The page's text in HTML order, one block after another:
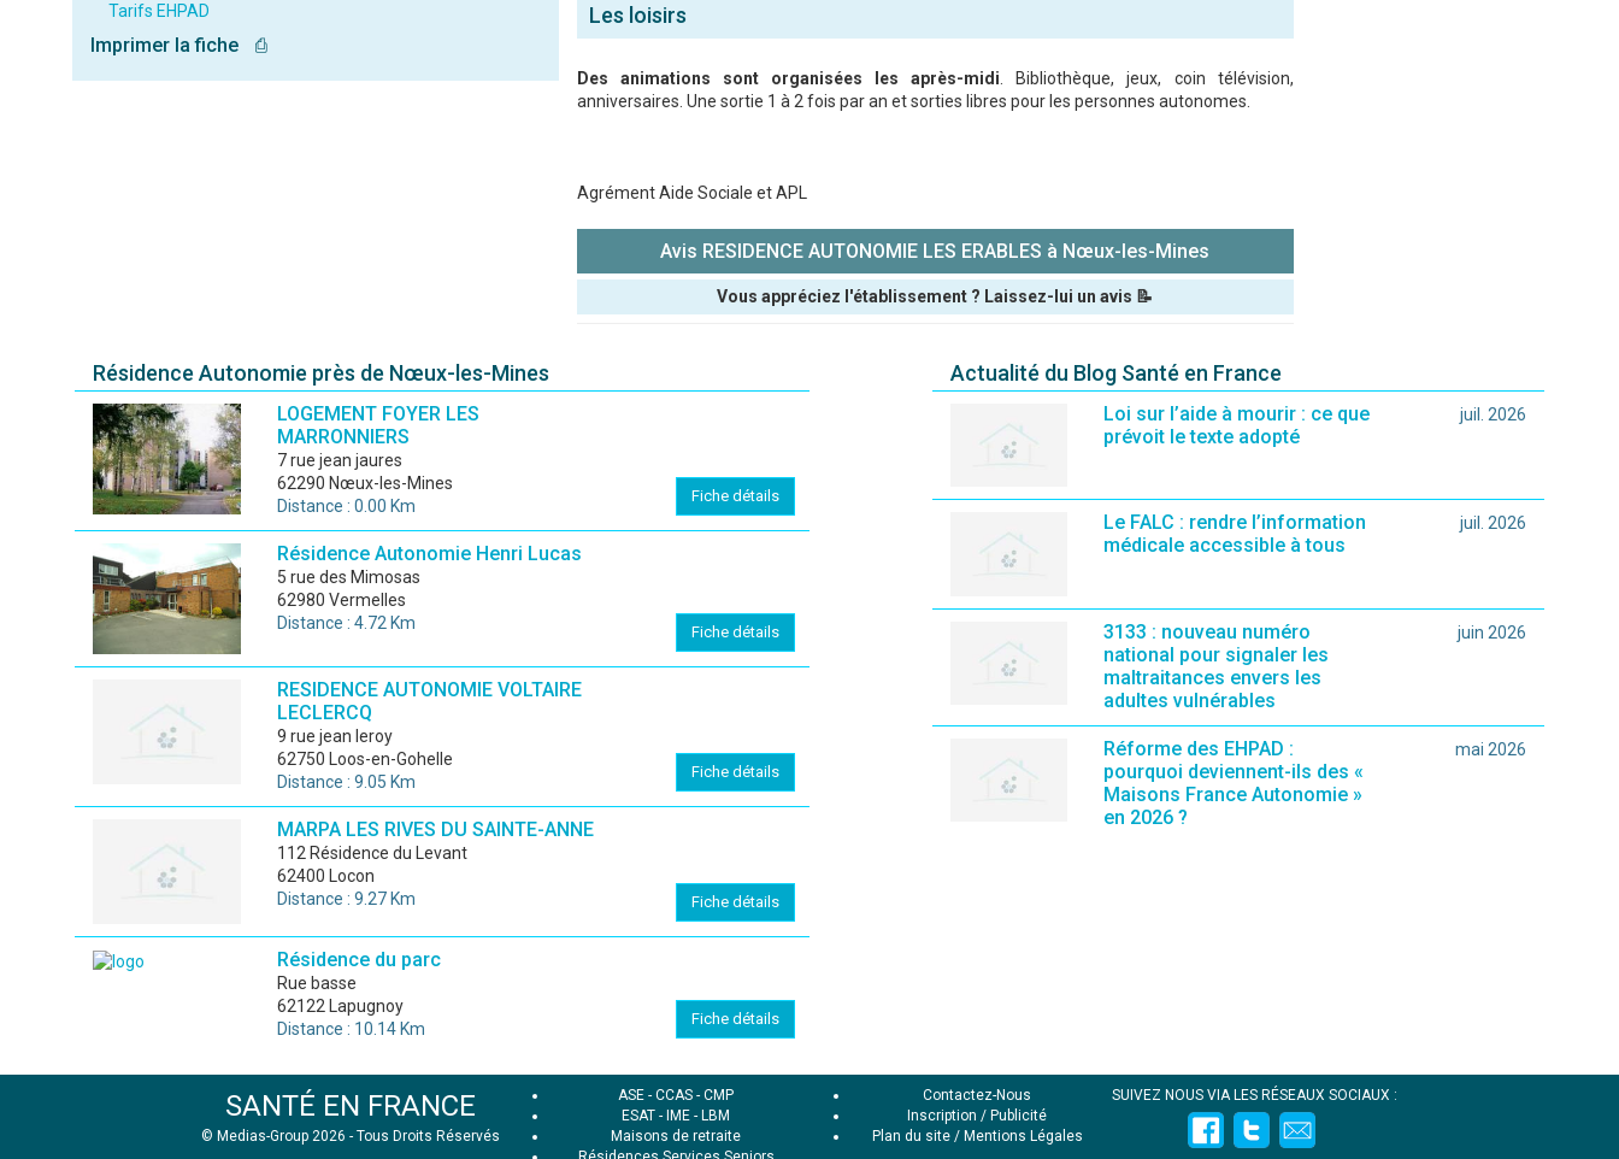
Tarifs EHPAD
Imprimer la fiche ⎙
Les loisirs
Des animations sont organisées les après-midi . Bibliothèque, jeux, coin télévision,
anniversaires. Une sortie 1 à 2 fois par an et sorties libres pour les personnes autonomes.
Agrément Aide Sociale et APL
Avis RESIDENCE AUTONOMIE LES ERABLES à Nœux-les-Mines
Vous appréciez l'établissement ? Laissez-lui un avis 📝
Avis sur l'établissement :
(En cliquant sur 'Valider', j'accepte que mon avis soit publié sur le site.)
Résidence Autonomie près de Nœux-les-Mines
LOGEMENT FOYER LES
MARRONNIERS
7 rue jean jaures
62290 Nœux-les-Mines
Distance : 0.00 Km
Fiche détails
Résidence Autonomie Henri Lucas
5 rue des Mimosas
62980 Vermelles
Distance : 4.72 Km
Fiche détails
RESIDENCE AUTONOMIE VOLTAIRE
LECLERCQ
9 rue jean leroy
62750 Loos-en-Gohelle
Distance : 9.05 Km
Fiche détails
MARPA LES RIVES DU SAINTE-ANNE
112 Résidence du Levant
62400 Locon
Distance : 9.27 Km
Fiche détails
Résidence du parc
rue basse
62122 Lapugnoy
Distance : 10.14 Km
Fiche détails
Actualité du Blog Santé en France
Loi sur l’aide à mourir : ce que
prévoit le texte adopté
juil. 2026
Le FALC : rendre l’information
médicale accessible à tous
juil. 2026
3133 : nouveau numéro
national pour signaler les
maltraitances envers les
adultes vulnérables
juin 2026
Réforme des EHPAD :
pourquoi deviennent-ils des «
Maisons France Autonomie »
en 2026 ?
mai 2026
SANTÉ EN FRANCE
© Medias-Group 2026 - Tous Droits Réservés
ASE -CCAS -CMP
ESAT - IME - LBM
Maisons de retraite
Contactez-Nous
Inscription / Publicité
Plan du site/ Mentions Légales
SUIVEZ NOUS VIA LES RÉSEAUX SOCIAUX :